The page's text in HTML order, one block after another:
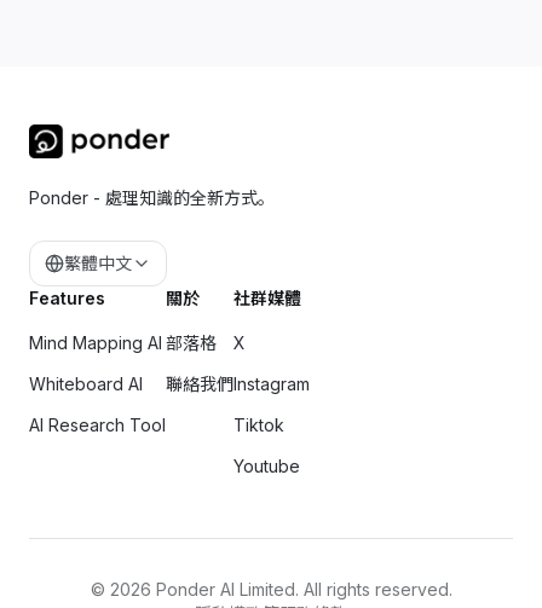
Ponder - 處理知識的全新方式。
繁體中文
Features
Mind Mapping AI
Whiteboard AI
AI Research Tool
關於
部落格
聯絡我們
社群媒體
X
Instagram
Tiktok
Youtube
© 2026 Ponder AI Limited. All rights reserved.